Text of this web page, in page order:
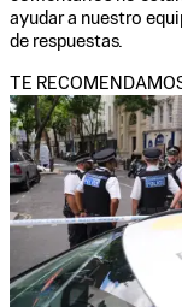
ayudar a nuestro
de respuestas.
TE